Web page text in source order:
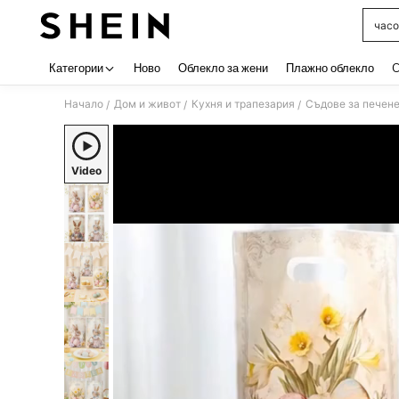
Категории Ново Облекло за жени Плажно облекло
Начало / Дом и живот / Кухня и трапезария / Съдове за печене
Video